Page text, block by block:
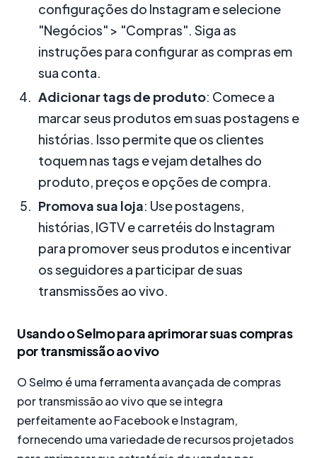
configurações do Instagram e selecione
"Negócios" > "Compras". Siga as
instruções para configurar as compras em
sua conta.
Adicionar tags de produto: Comece a
marcar seus produtos em suas postagens e
histórias. Isso permite que os clientes
toquem nas tags e vejam detalhes do
produto, preços e opções de compra.
Promova sua loja: Use postagens,
histórias, IGTV e carretéis do Instagram
para promover seus produtos e incentivar
os seguidores a participar de suas
transmissões ao vivo.
Usando o Selmo para aprimorar suas compras
por transmissão ao vivo
O Selmo é uma ferramenta avançada de compras
por transmissão ao vivo que se integra
perfeitamente ao Facebook e Instagram,
fornecendo uma variedade de recursos projetados